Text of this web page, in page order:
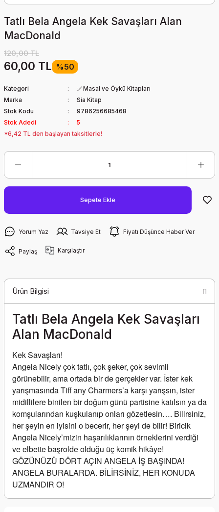
Tatlı Bela Angela Kek Savaşları Alan
MacDonald
120,00 TL
60,00 TL %50
Kategori
✅ Masal ve Öykü Kitapları
Marka
Sia Kitap
Stok Kodu
9786256685468
Stok Adedi
5
*6,42 TL den başlayan taksitlerle!
Sepete Ekle
Yorum Yaz Tavsiye Et Fiyatı Düşünce Haber Ver
Paylaş Karşılaştır
Ürün Bilgisi
Tatlı Bela Angela Kek Savaşları
Alan MacDonald
Kek Savaşları!
Angela Nicely çok tatlı, çok şeker, çok sevimli
görünebilir, ama ortada bir de gerçekler var. İster kek
yarışmasında Tiff any Charmers’a karşı yarışsın, ister
midillilere binilen bir doğum günü partisine katılsın ya da
komşularından kuşkulanıp onları gözetlesin…. Bilirsiniz,
her şeyin en iyisini o becerir, her şeyi de bilir! Biricik
Angela Nicely’mizin haşarılıklarının örneklerini verdiği
ve elbette başrolde olduğu üç komik hikâye!
GÖZÜNÜZÜ DÖRT AÇIN ANGELA İŞ BAŞINDA!
ANGELA BURALARDA. BİLİRSİNİZ, HER KONUDA
UZMANDIR O!